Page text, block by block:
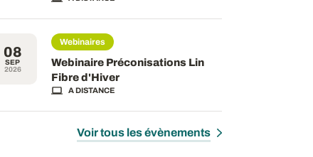
08
SEP
2026
Webinaires
Webinaire Préconisations Lin
Fibre d'Hiver
A DISTANCE
Voir tous les évènements